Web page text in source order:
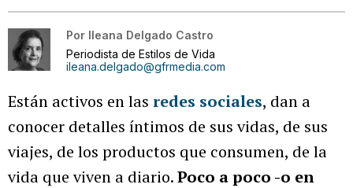
Por Ileana Delgado Castro
Periodista de Estilos de Vida
ileana.delgado@gfrmedia.com
Están activos en las redes sociales, dan a
conocer detalles íntimos de sus vidas, de sus
viajes, de los productos que consumen, de la
vida que viven a diario.Poco a poco -o en